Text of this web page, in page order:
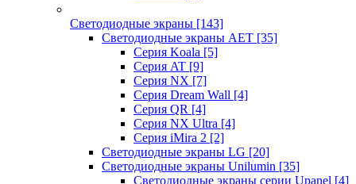
Светодиодные экраны [143]
Светодиодные экраны AET [35]
Cерия Koala [5]
Серия AT [9]
Серия NX [7]
Серия Dream Wall [4]
Серия QR [4]
Серия NX Ultra [4]
Серия iMira 2 [2]
Светодиодные экраны LG [20]
Светодиодные экраны Unilumin [35]
Светодиодные экраны серии Upanel [4]